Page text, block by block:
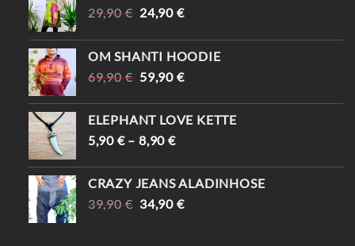
29,90€ URSPRÜNGLICHER
WAR:
29,90 €
24,90 €AKTUELLER
IST:
24,90 €.
OM SHANTI HOODIE
69,90€ URSPRÜNGLICHER
WAR:
69,90 €
59,90 €AKTUELLER
IST:
59,90 €.
ELEPHANT LOVE KETTE
5,90 €–8,90€
CRAZY JEANS ALADINHOSE
39,90€ URSPRÜNGLICHER
34,90 €AKTUELLER